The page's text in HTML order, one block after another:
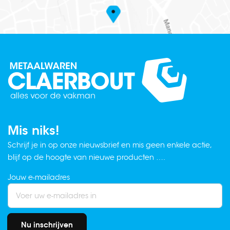
Mis niks!
Schrijf je in op onze nieuwsbrief en mis geen enkele actie,
blijf op de hoogte van nieuwe producten ….
Jouw e-mailadres
Nu inschrijven